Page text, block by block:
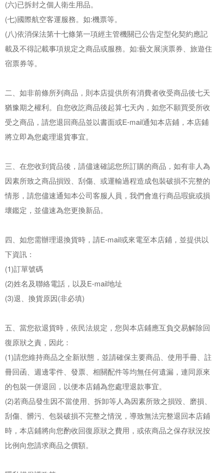
(六)已拆封之個人衛生用品。
(七)國際航空客運服務。如:機票等。
(八)依消保法第十七條第一項經主管機關已公告定型化契約應記
載及不得記載事項規定之商品或服務。如:藝文展演票券、旅遊住
宿票券等。
二、如非前條所列商品，則本店提供所有消費者收受商品後七天
猶豫期之權利。自您收訖商品後起算七天內，如您不願買受所收
受之商品，請您退回商品並以書面或E-mail通知本店鋪，本店鋪
將立即為您處理退貨事宜。
三、在您收到貨品後，請儘速確認您所訂購的商品，如有非人為
因素所致之商品損毀、刮傷、或運輸過程造成包裝破損不完整的
情形，請您儘速通知本公司客服人員，我們會進行商品瑕疵或損
壞鑑定，並儘速為您更換新品。
四、如您需辦理退換貨時，請E-mail或來電至本店鋪，並提供以
下資訊：
(1)訂單號碼
(2)姓名及聯絡電話，以及E-mail地址
(3)退、換貨原因(非必填)
五、當您欲退貨時，依民法規定，您與本店鋪應互負交易解除回
復原狀之責，因此：
(1)請您維持商品之全新狀態，並請確保主要商品、使用手冊、註
冊回函、週邊零件、發票、相關配件等均無任何遺漏，連同原來
的包裝一併退回，以便本店鋪為您處理退款事宜。
(2)若商品發生因不當使用、拆卸等人為因素所致之損毀、磨損、
刮傷、髒污、包裝破損不完整之情況，導致無法完整退回本店鋪
時，本店鋪將向您酌收回復原狀之費用，或依商品之保存狀況按
比例向您請求商品之價額。